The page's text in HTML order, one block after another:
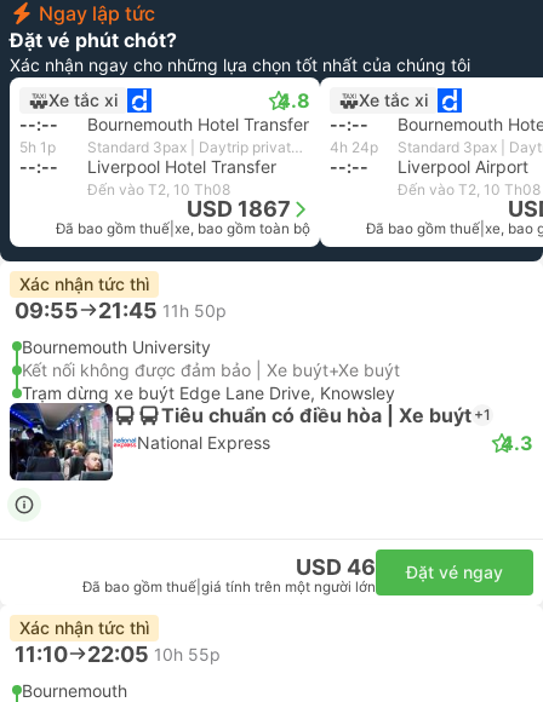
Ngay lập tức
Đặt vé phút chót?
Xác nhận ngay cho những lựa chọn tốt nhất của chúng tôi
Xe tắc xi
4.8
--:-- Bournemouth Hotel Transfer
5h 1p Standard 3pax | Daytrip private transfer with English speaking driver
--:-- Liverpool Hotel Transfer
Đến vào T2, 10 Th08
USD 1867
Đã bao gồm thuế xe, bao gồm toàn bộ
Xe tắc xi
--:--
Bournemouth
4h 24p
--:-- Liverpool Airport
Đến vào T2, 10 Th08
Đã bao gồm thuế xe, bao
Xác nhận tức thì
09:55 21:45 11h 50p
Bournemouth University
Kết nối không được đảm bảo | Xe buýt+Xe buýt
Trạm dừng xe buýt Edge Lane Drive, Knowsley
Tiêu chuẩn có điều hòa | Xe buýt +1
National Express 4.3
USD 46
Đã bao gồm thuế giá tính trên một người lớn
Đặt vé ngay
Xác nhận tức thì
11:10 22:05 10h 55p
Bournemouth